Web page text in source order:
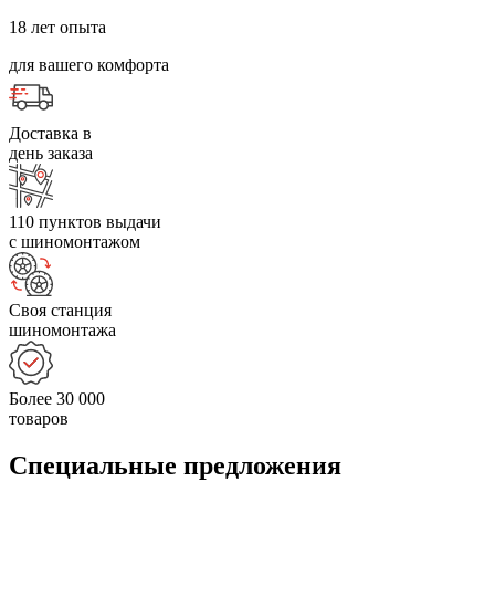
18 лет опыта
для вашего комфорта
Доставка в
день заказа
110 пунктов выдачи
с шиномонтажом
Своя станция
шиномонтажа
Более 30 000
товаров
Специальные предложения